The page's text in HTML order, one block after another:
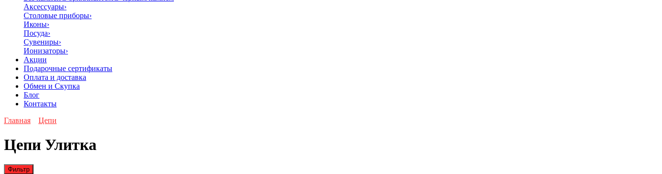
Аксессуары›
Столовые приборы›
Иконы›
Посуда›
Сувениры›
Ионизаторы›
Акции
Подарочные сертификаты
Оплата и доставка
Обмен и Скупка
Блог
Контакты
Главная
Цепи
Цепи Улитка
Фильтр